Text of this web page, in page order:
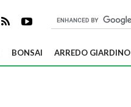
BONSAI ARREDO GIARDINO